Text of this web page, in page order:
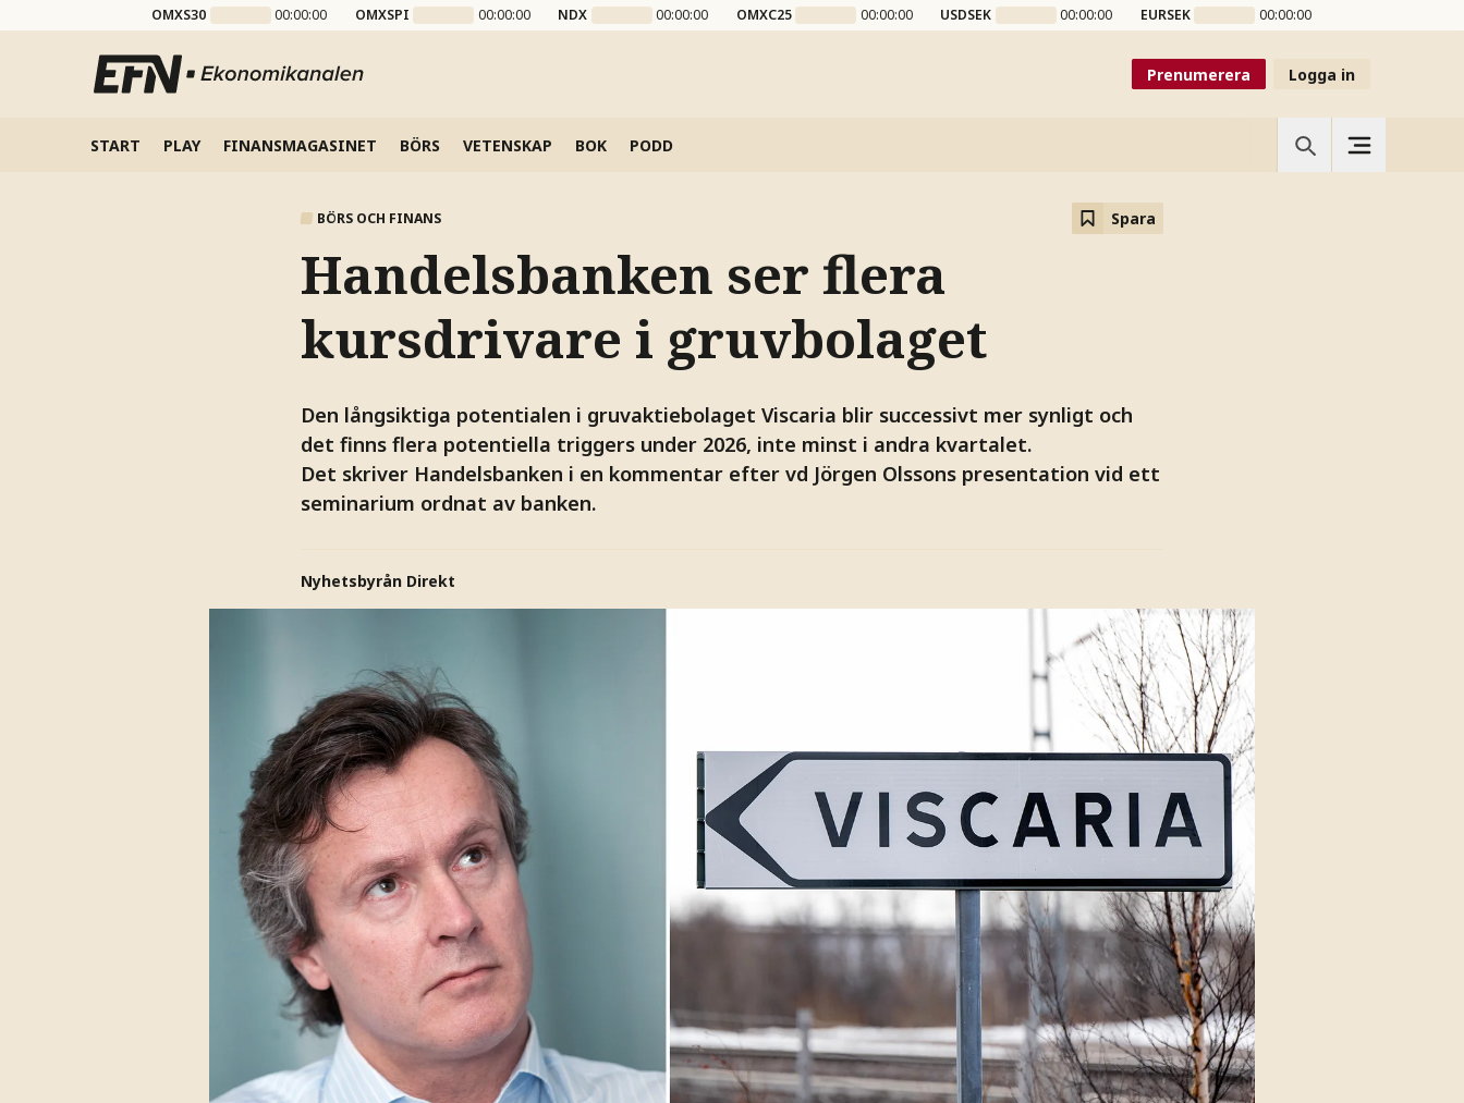
OMXS30 00:00:00 OMXSPI 00:00:00 NDX 00:00:00 OMXC25 00:00:00 USDSEK 00:00:00 EURSEK 00:00:00
Prenumerera Logga in
START PLAY FINANSMAGASINET BÖRS VETENSKAP BOK PODD
BÖRS OCH FINANS Spara
Handelsbanken ser flera
kursdrivare i gruvbolaget
Den långsiktiga potentialen i gruvaktiebolaget Viscaria blir successivt mer synligt och
det finns flera potentiella triggers under 2026, inte minst i andra kvartalet.
Det skriver Handelsbanken i en kommentar efter vd Jörgen Olssons presentation vid ett
seminarium ordnat av banken.
Nyhetsbyrån Direkt